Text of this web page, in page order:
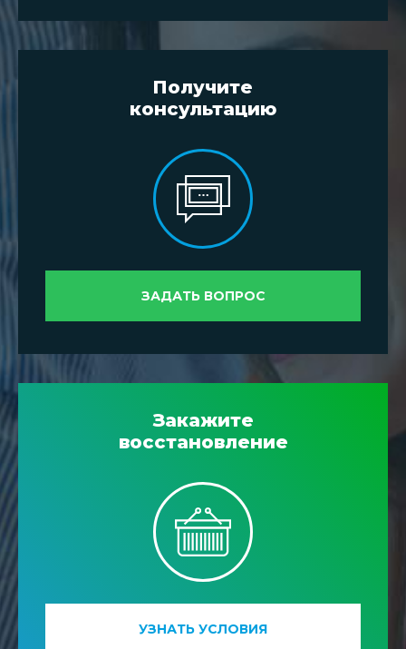
Получите
консультацию
ЗАДАТЬ ВОПРОС
Закажите
восстановление
УЗНАТЬ УСЛОВИЯ